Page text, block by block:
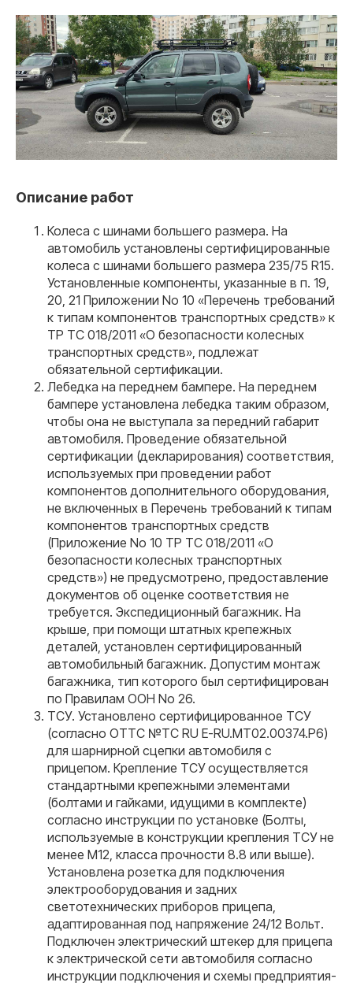
Описание работ
Колеса с шинами большего размера. На
автомобиль установлены сертифицированные
колеса с шинами большего размера 235/75 R15.
Установленные компоненты, указанные в п. 19,
20, 21 Приложении No 10 «Перечень требований
к типам компонентов транспортных средств» к
ТР ТС 018/2011 «О безопасности колесных
транспортных средств», подлежат
обязательной сертификации.
Лебедка на переднем бампере. На переднем
бампере установлена лебедка таким образом,
чтобы она не выступала за передний габарит
автомобиля. Проведение обязательной
сертификации (декларирования) соответствия,
используемых при проведении работ
компонентов дополнительного оборудования,
не включенных в Перечень требований к типам
компонентов транспортных средств
(Приложение No 10 ТР ТС 018/2011 «О
безопасности колесных транспортных
средств») не предусмотрено, предоставление
документов об оценке соответствия не
требуется. Экспедиционный багажник. На
крыше, при помощи штатных крепежных
деталей, установлен сертифицированный
автомобильный багажник. Допустим монтаж
багажника, тип которого был сертифицирован
по Правилам ООН No 26.
ТСУ. Установлено сертифицированное ТСУ
(согласно ОТТС №TC RU E-RU.MT02.00374.P6)
для шарнирной сцепки автомобиля с
прицепом. Крепление ТСУ осуществляется
стандартными крепежными элементами
(болтами и гайками, идущими в комплекте)
согласно инструкции по установке (Болты,
используемые в конструкции крепления ТСУ не
менее М12, класса прочности 8.8 или выше).
Установлена розетка для подключения
электрооборудования и задних
светотехнических приборов прицепа,
адаптированная под напряжение 24/12 Вольт.
Подключен электрический штекер для прицепа
к электрической сети автомобиля согласно
инструкции подключения и схемы предприятия-